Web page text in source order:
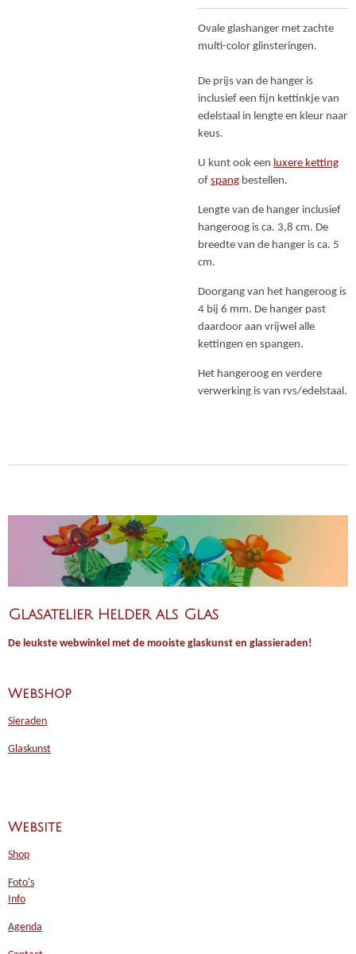
Ovale glashanger met zachte
multi-color glinsteringen.
De prijs van de hanger is
inclusief een fijn kettinkje van
edelstaal in lengte en kleur naar
keus.
U kunt ook een luxere ketting
of spang bestellen.
Lengte van de hanger inclusief
hangeroog is ca. 3,8 cm. De
breedte van de hanger is ca. 5
cm.
Doorgang van het hangeroog is
4 bij 6 mm. De hanger past
daardoor aan vrijwel alle
kettingen en spangen.
Het hangeroog en verdere
verwerking is van rvs/edelstaal.
Glasatelier Helder als Glas
De leukste webwinkel met de mooiste glaskunst en glassieraden!
Webshop
Sieraden
Glaskunst
Website
Shop
Foto's
Info
Agenda